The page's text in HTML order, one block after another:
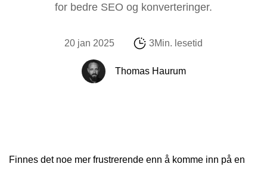
for bedre SEO og konverteringer.
20 jan 2025 3Min. lesetid
Thomas Haurum
Finnes det noe mer frustrerende enn å komme inn på en